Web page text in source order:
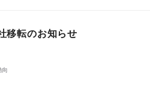
移転のお知らせ
向